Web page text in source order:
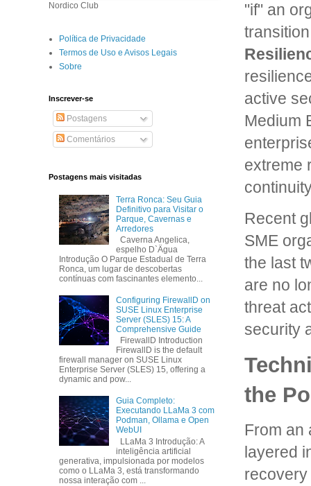
"if" an
active
Medium
extreme
Recent
SME
the last
are no
threat
security
the
From an
layered
Nordico Club
Política de Privacidade
Termos de Uso e Avisos Legais
Sobre
Inscrever-se
Postagens
Comentários
Postagens mais visitadas
Terra Ronca: Seu Guia
Definitivo para Visitar o
Parque, Cavernas e
Arredores
Caverna Angelica,
espelho D`Ägua
Introdução O Parque Estadual de Terra
Ronca, um lugar de descobertas
contínuas com fascinantes elemento...
Configuring FirewallD on
SUSE Linux Enterprise
Server (SLES) 15: A
Comprehensive Guide
FirewallD Introduction
FirewallD is the default
firewall manager on SUSE Linux
Enterprise Server (SLES) 15, offering a
dynamic and pow...
Guia Completo:
Executando LLaMa 3 com
Podman, Ollama e Open
WebUI
LLaMa 3 Introdução: A
inteligência artificial
generativa, impulsionada por modelos
como o LLaMa 3, está transformando
nossa interação com ...